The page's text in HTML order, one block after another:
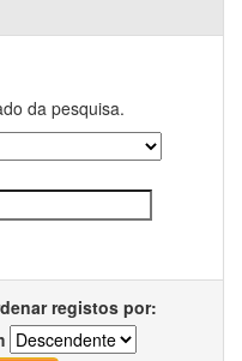
da pesquisa.
registos por: